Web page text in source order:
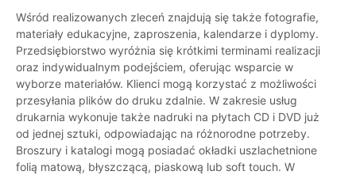
Wśród realizowanych zleceń znajdują się także fotografie,
materiały edukacyjne, zaproszenia, kalendarze i dyplomy.
Przedsiębiorstwo wyróżnia się krótkimi terminami realizacji
oraz indywidualnym podejściem, oferując wsparcie w
wyborze materiałów. Klienci mogą korzystać z możliwości
przesyłania plików do druku zdalnie. W zakresie usług
drukarnia wykonuje także nadruki na płytach CD i DVD już
od jednej sztuki, odpowiadając na różnorodne potrzeby.
Broszury i katalogi mogą posiadać okładki uszlachetnione
folią matową, błyszczącą, piaskową lub soft touch. W